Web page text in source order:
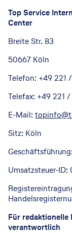
Top Service
Center
Breite Str. 83
50667 Köln
Telefon: +49 221
Telefax: +49 221
E-Mail:
Sitz: Köln
Umsatzsteuer-ID:
Für redaktionelle
verantwortlich